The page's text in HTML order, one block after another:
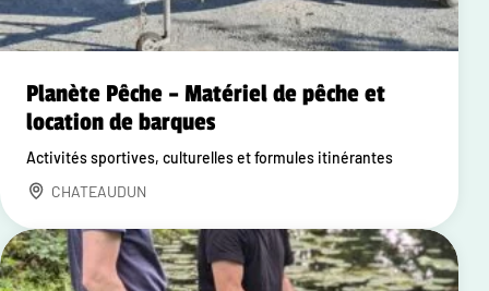
Planète Pêche – Matériel de pêche et
location de barques
Activités sportives, culturelles et formules itinérantes
CHATEAUDUN